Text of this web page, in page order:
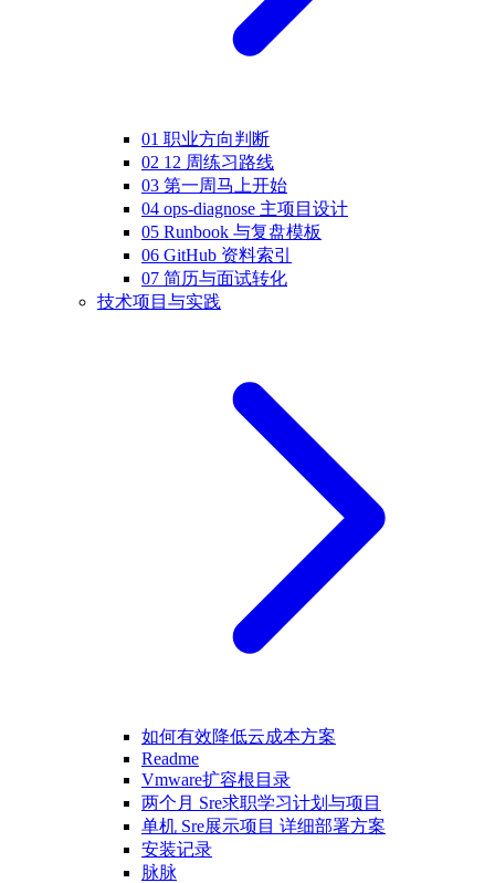
01 职业方向判断
02 12 周练习路线
03 第一周马上开始
04 ops-diagnose 主项目设计
05 Runbook 与复盘模板
06 GitHub 资料索引
07 简历与面试转化
技术项目与实践
如何有效降低云成本方案
Readme
Vmware扩容根目录
两个月 Sre求职学习计划与项目
单机 Sre展示项目 详细部署方案
安装记录
脉脉